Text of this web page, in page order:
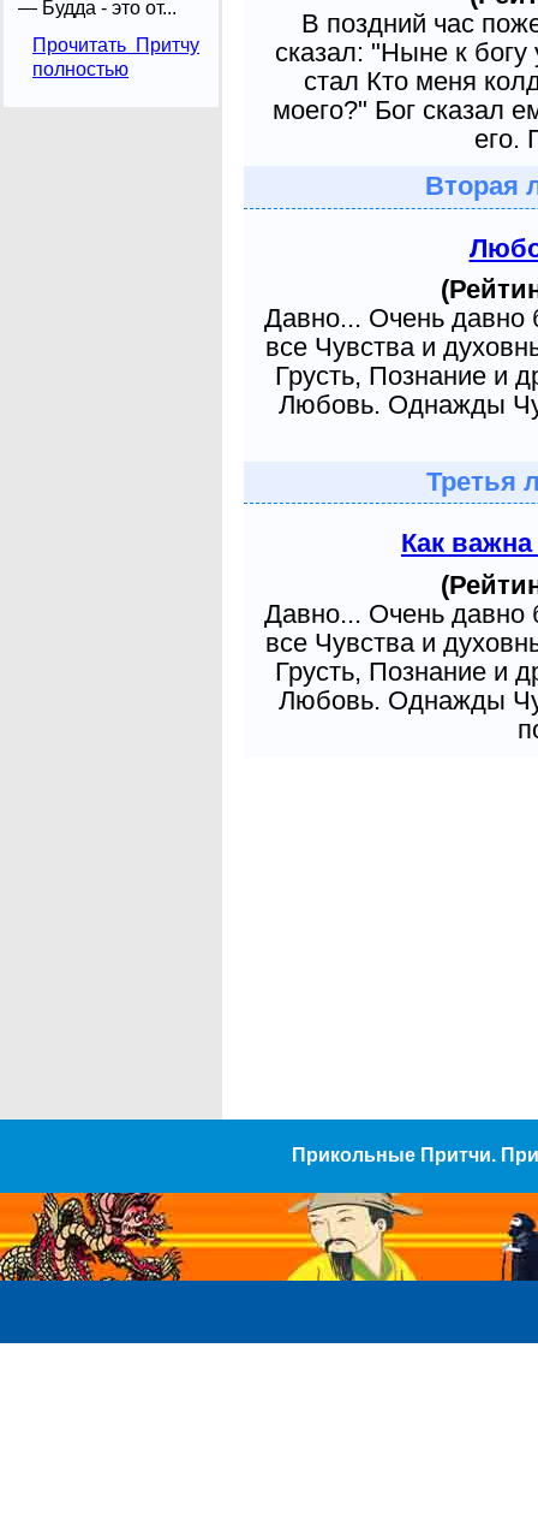
— Будда - это от...
Прочитать Притчу
полностью
В поздний час
сказал: "Ныне к
стал Кто меня
моего?" Бог сказал
его.
Вторая
Давно... Очень давно
все Чувства и
Грусть, Познание и
Любовь. Однажды
Третья
Как
Давно... Очень давно
все Чувства и
Грусть, Познание и
Любовь. Однажды
Прикольные Притчи.